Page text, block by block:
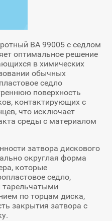
ВА 99005 с седлом
оптимальное ре­шение
в химических
обычных
седло
поверхность
контактиру­ющих с
что исключает
среды с материалом
затвора дискового
округлая форма
которые
седло,
по торцам диска,
закрытия затвора с